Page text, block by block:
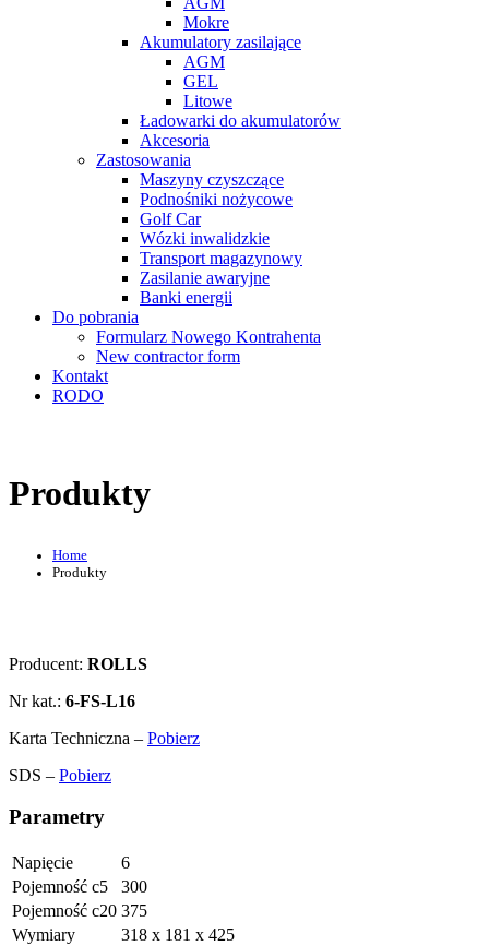
Mokre
Akumulatory zasilające
AGM
GEL
Litowe
Ładowarki do akumulatorów
Akcesoria
Zastosowania
Maszyny czyszczące
Podnośniki nożycowe
Golf Car
Wózki inwalidzkie
Transport magazynowy
Zasilanie awaryjne
Banki energii
Do pobrania
Formularz Nowego Kontrahenta
New contractor form
Kontakt
RODO
Produkty
Home
Produkty
Producent: ROLLS
Nr kat.: 6-FS-L16
Karta Techniczna – Pobierz
SDS – Pobierz
Parametry
Napięcie
6
Pojemność c5
300
Pojemność c20 375
Wymiary
318 x 181 x 425